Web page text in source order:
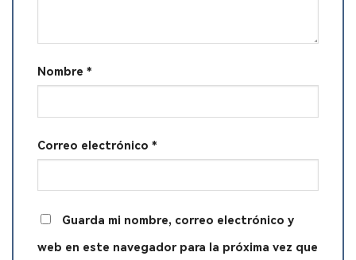
Nombre *
Correo electrónico *
Guarda mi nombre, correo electrónico y
web en este navegador para la próxima vez que